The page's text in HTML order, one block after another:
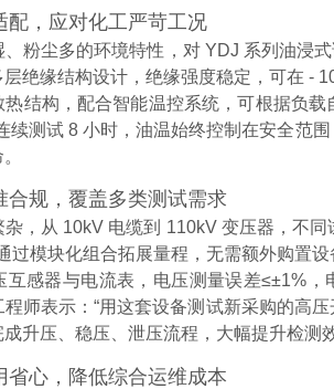
配，应对化工严苛工况
粉尘多的环境特性，对 YDJ 系列油浸
绝缘结构设计，绝缘强度稳定，可在 -
结构，配合智能温控系统，可根据负
测试 8 小时，油温始终控制在安全范
合规，覆盖多类测试需求
，从 10kV 电缆到 110kV 变压器，不
过模块化组合拓展量程，无需额外购置
互感器与电流表，电压测量误差≤±1%
师表示：“用这套设备测试新采购的高
升压、稳压、泄压流程，大幅提升检测
省心，降低综合运维成本